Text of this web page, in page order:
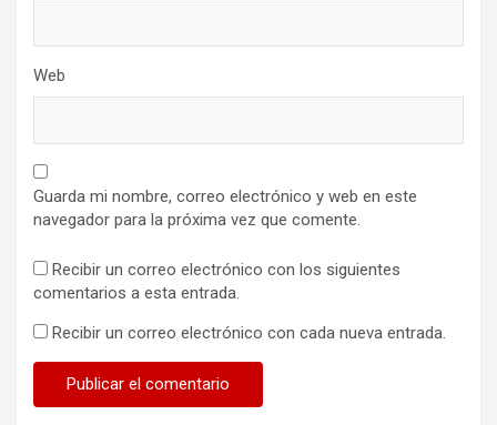
Web
Guarda mi nombre, correo electrónico y web en este
navegador para la próxima vez que comente.
Recibir un correo electrónico con los siguientes
comentarios a esta entrada.
Recibir un correo electrónico con cada nueva entrada.